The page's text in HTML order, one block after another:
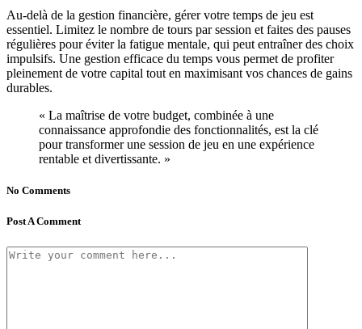
Au-delà de la gestion financière, gérer votre temps de jeu est
essentiel. Limitez le nombre de tours par session et faites des pauses
régulières pour éviter la fatigue mentale, qui peut entraîner des choix
impulsifs. Une gestion efficace du temps vous permet de profiter
pleinement de votre capital tout en maximisant vos chances de gains
durables.
« La maîtrise de votre budget, combinée à une
connaissance approfondie des fonctionnalités, est la clé
pour transformer une session de jeu en une expérience
rentable et divertissante. »
No Comments
Post A Comment